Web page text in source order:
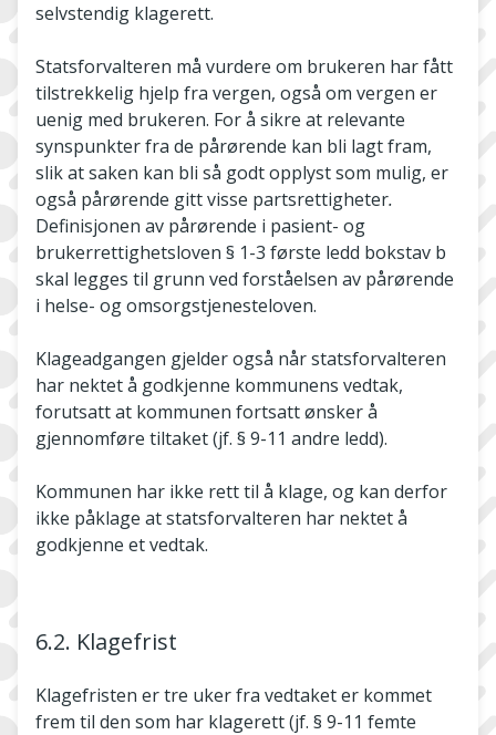
selvstendig klagerett.
Statsforvalteren må vurdere om brukeren har fått
tilstrekkelig hjelp fra vergen, også om vergen er
uenig med brukeren. For å sikre at relevante
synspunkter fra de pårørende kan bli lagt fram,
slik at saken kan bli så godt opplyst som mulig, er
også pårørende gitt visse partsrettigheter.
Definisjonen av pårørende i pasient- og
brukerrettighetsloven § 1-3 første ledd bokstav b
skal legges til grunn ved forståelsen av pårørende
i helse- og omsorgstjenesteloven.
Klageadgangen gjelder også når statsforvalteren
har nektet å godkjenne kommunens vedtak,
forutsatt at kommunen fortsatt ønsker å
gjennomføre tiltaket (jf. § 9-11 andre ledd).
Kommunen har ikke rett til å klage, og kan derfor
ikke påklage at statsforvalteren har nektet å
godkjenne et vedtak.
6.2. Klagefrist
Klagefristen er tre uker fra vedtaket er kommet
frem til den som har klagerett (jf. § 9-11 femte